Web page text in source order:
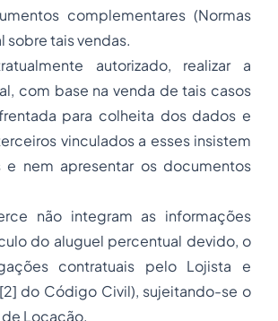
complementares (Normas
sobre tais vendas.
autorizado, realizar a
com base na venda de tais casos
para colheita dos dados e
vinculados a esses insistem
nem apresentar os documentos
não integram as informações
do aluguel percentual devido, o
contratuais pelo Lojista e
do Código Civil), sujeitando-se o
Locação.